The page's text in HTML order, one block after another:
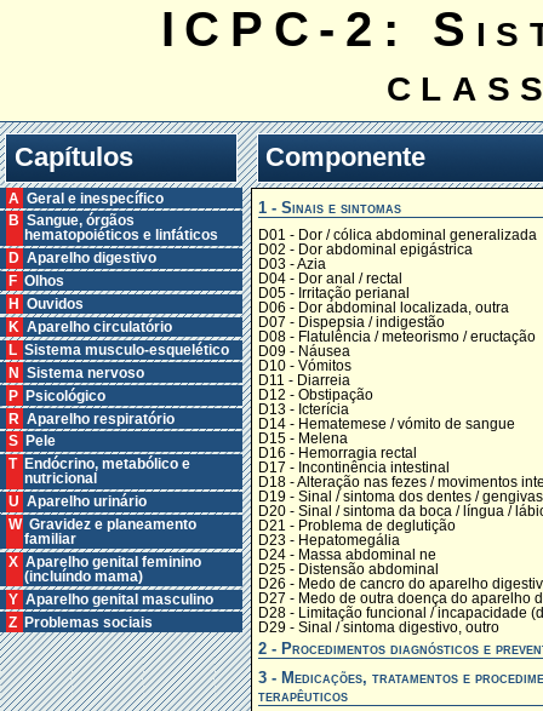
ICPC-2:
Capítulos
A Geral e inespecífico
B Sangue, órgãos
hematopoiéticos e linfáticos
D Aparelho digestivo
F Olhos
H Ouvidos
K Aparelho circulatório
L Sistema musculo-esquelético
N Sistema nervoso
P Psicológico
R Aparelho respiratório
S Pele
T Endócrino, metabólico e
nutricional
U Aparelho urinário
W Gravidez e planeamento
familiar
X Aparelho genital feminino
(incluíndo mama)
Y Aparelho genital masculino
Z Problemas sociais
Componente
1 - Sinais e sintomas
D01 - Dor / cólica abdominal generalizada
D02 - Dor abdominal epigástrica
D03 - Azia
D04 - Dor anal / rectal
D05 - Irritação perianal
D06 - Dor abdominal localizada, outra
D07 - Dispepsia / indigestão
D08 - Flatulência / meteorismo / eructação
D09 - Náusea
D10 - Vómitos
D11 - Diarreia
D12 - Obstipação
D13 - Icterícia
D14 - Hematemese / vómito de sangue
D15 - Melena
D16 - Hemorragia rectal
D17 - Incontinência intestinal
D18 - Alteração nas fezes / movimentos
D19 - Sinal / sintoma dos dentes / gengivas
D20 - Sinal / sintoma da boca / língua /
D21 - Problema de deglutição
D23 - Hepatomegália
D24 - Massa abdominal ne
D25 - Distensão abdominal
D26 - Medo de cancro do aparelho
D27 - Medo de outra doença do aparelho
D28 - Limitação funcional / incapacidade
D29 - Sinal / sintoma digestivo, outro
2 - Procedimentos diagnósticos e
3 - Medicações, tratamentos e
terapêuticos